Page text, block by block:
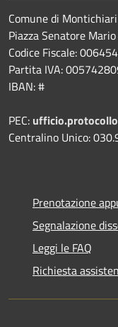
Comune di Montichiari
Piazza Senatore
Codice Fiscale:
Partita IVA:
IBAN: #
PEC:
Centralino Unico:
Prenotazione
Segnalazione
Leggi le FAQ
Richiesta